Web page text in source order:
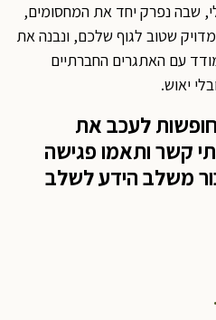
שבה נפרק יחד את המחסומים,
שטוב לגוף שלכם, ונבנה את
עם האתגרים החברתיים
יאוש.
לעכב את
קשר ותאמו פגישה
משלב הידע לשלב